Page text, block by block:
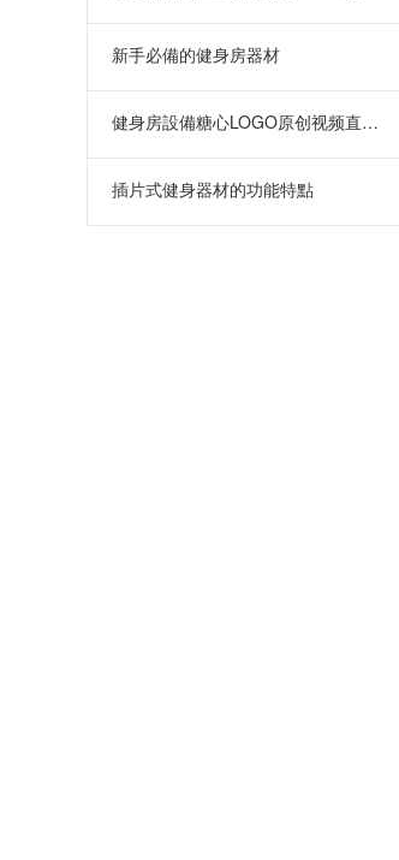
新手必備的健身房器材
健身房設備糖心LOGO原创视频直銷 批發價格優惠
插片式健身器材的功能特點